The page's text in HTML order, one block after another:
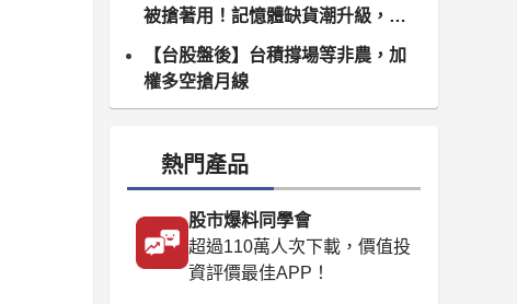
被搶著用！記憶體缺貨潮升級，南
亞科、群聯領軍噴發
【台股盤後】台積撐場等非農，加
權多空搶月線
熱門產品
股市爆料同學會
超過110萬人次下載，價值投
資評價最佳APP！